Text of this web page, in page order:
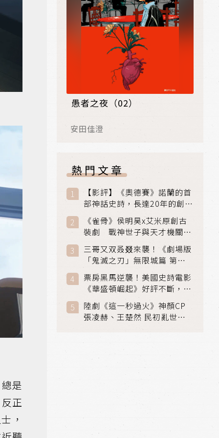
是
正
，
愚者之夜（02）
安田佳澄
熱門文章
【影評】《奧德賽》諾蘭的首
部神話史詩，長達20年的創傷
與贖罪之旅
《雀骨》侯明昊x艾米原創古
裝劇 戰神世子與天才機關師
聯手攻克身世之謎
三哥又双叒叕來襲！《劇場版
「鬼滅之刃」無限城篇 第一
章》 七月首登串流平台
票房黑馬逆襲！美國史詩電影
《華盛頓崛起》好評不斷，輾
壓《玩具總動員5》、《超少
女》
陸劇《這一秒過火》神顏CP
張凌赫、王楚然 民初亂世、